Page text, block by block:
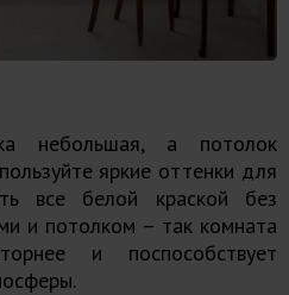
небольшая, а потолок
яркие оттенки для
все белой краской без
и потолком – так комната
и поспособствует